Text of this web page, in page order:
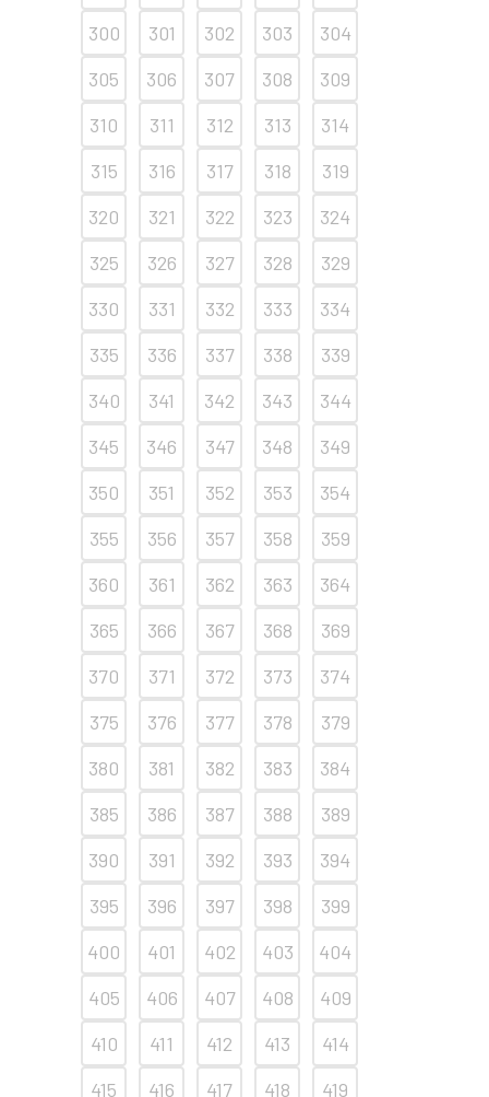
300
301 302 303
304
305
306 307 308
309
310
311 312 313
314
315
316 317 318
319
320
321 322 323
324
325
326 327 328
329
330
331 332 333
334
335
336 337 338
339
340
341 342 343
344
345
346 347 348
349
350
351 352 353
354
355
356 357 358
359
360
361 362 363
364
365
366 367 368
369
370
371 372 373
374
375
376 377 378
379
380
381 382 383
384
385
386 387 388
389
390
391 392 393
394
395
396 397 398
399
400
401 402 403
404
405
406 407 408
409
410
411 412 413
414
415
416 417 418 419